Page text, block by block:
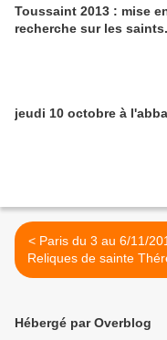
Toussaint 2013 : mise
recherche sur les saints.
jeudi 10 octobre à
< Paris du 3 au 6/11/2012 -
Reliques de sainte
à Notre-Dame des
Hébergé par Overblog